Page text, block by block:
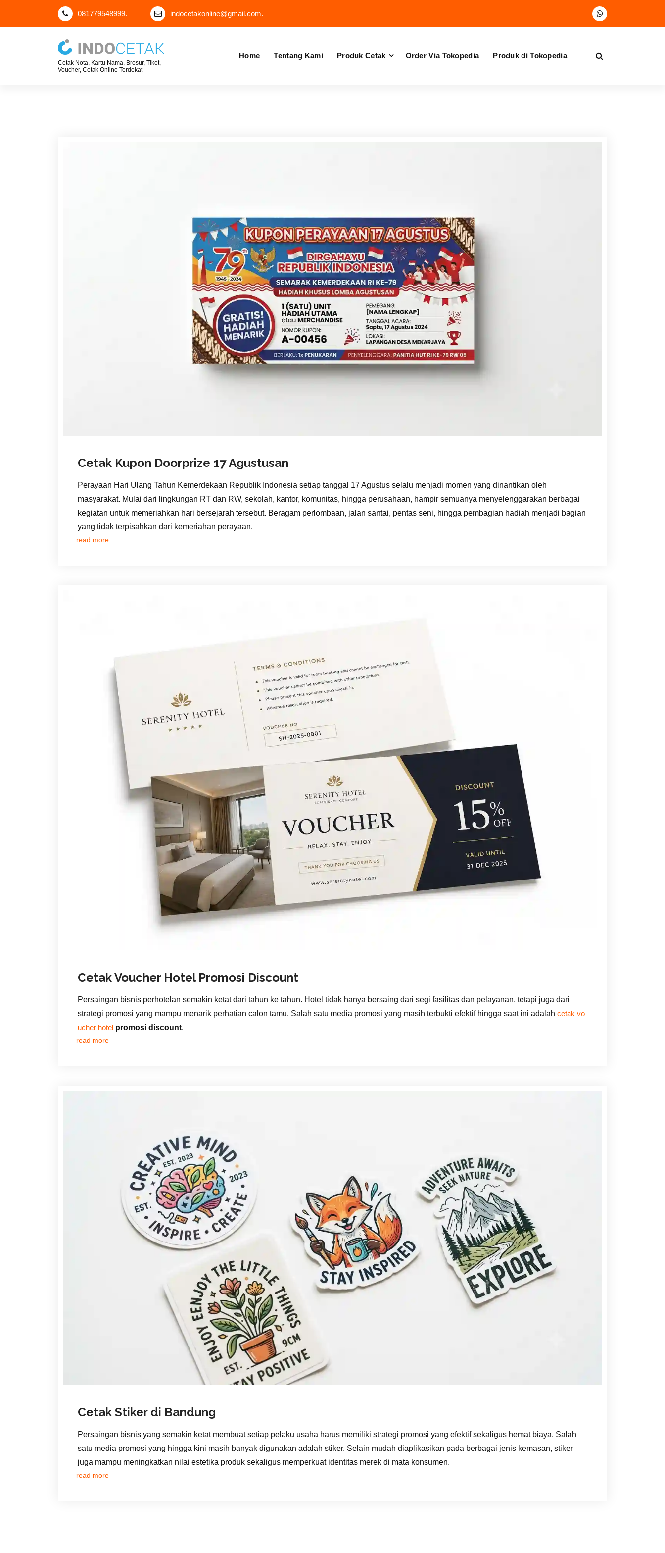
i
081779548999. indocetakonline@gmail.com.
Cetak Nota, Kartu Nama, Brosur, Tiket,
Voucher, Cetak Online Terdekat
Home Tentang Kami Produk Cetak Order Via Tokopedia Produk di Tokopedia
Cetak Kupon Doorprize 17 Agustusan
Perayaan Hari Ulang Tahun Kemerdekaan Republik Indonesia setiap tanggal 17 Agustus selalu menjadi momen yang dinantikan oleh
masyarakat. Mulai dari lingkungan RT dan RW, sekolah, kantor, komunitas, hingga perusahaan, hampir semuanya menyelenggarakan berbagai
kegiatan untuk memeriahkan hari bersejarah tersebut. Beragam perlombaan, jalan santai, pentas seni, hingga pembagian hadiah menjadi bagian
yang tidak terpisahkan dari kemeriahan perayaan.
read more
Cetak Voucher Hotel Promosi Discount
Persaingan bisnis perhotelan semakin ketat dari tahun ke tahun. Hotel tidak hanya bersaing dari segi fasilitas dan pelayanan, tetapi juga dari
strategi promosi yang mampu menarik perhatian calon tamu. Salah satu media promosi yang masih terbukti efektif hingga saat ini adalah cetak vo
ucher hotel promosi discount.
read more
Cetak Stiker di Bandung
Persaingan bisnis yang semakin ketat membuat setiap pelaku usaha harus memiliki strategi promosi yang efektif sekaligus hemat biaya. Salah
satu media promosi yang hingga kini masih banyak digunakan adalah stiker. Selain mudah diaplikasikan pada berbagai jenis kemasan, stiker
juga mampu meningkatkan nilai estetika produk sekaligus memperkuat identitas merek di mata konsumen.
read more